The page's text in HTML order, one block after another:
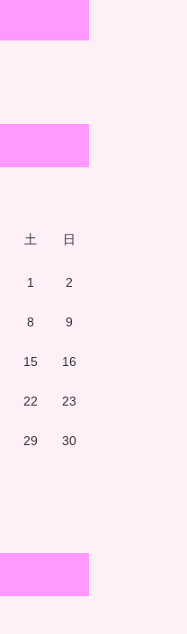
土 日
1 2
8 9
15 16
22 23
29 30